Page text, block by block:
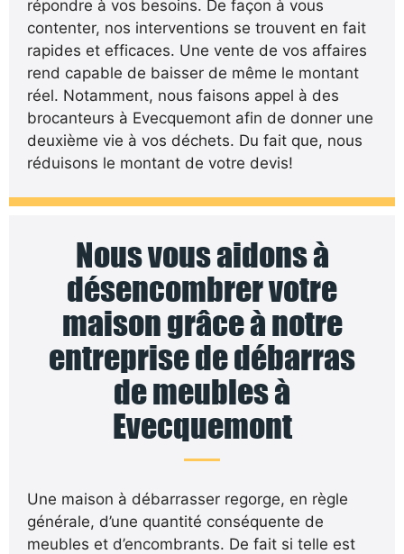
répondre à vos besoins. De façon à vous
contenter, nos interventions se trouvent en fait
rapides et efficaces. Une vente de vos affaires
rend capable de baisser de même le montant
réel. Notamment, nous faisons appel à des
brocanteurs à Evecquemont afin de donner une
deuxième vie à vos déchets. Du fait que, nous
réduisons le montant de votre devis!
Nous vous aidons à
désencombrer votre
maison grâce à notre
entreprise de débarras
de meubles à
Evecquemont
Une maison à débarrasser regorge, en règle
générale, d’une quantité conséquente de
meubles et d’encombrants. De fait si telle est